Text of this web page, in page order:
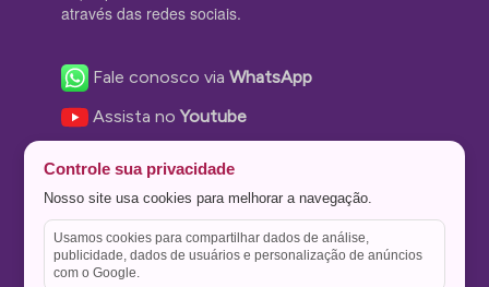
através das redes sociais.
Fale conosco viaWhatsApp
Assista noYoutube
Nos siga no Instagram
Nos siga noTwitter
Salve no
Controle sua privacidade
Nosso site usa cookies para melhorar a navegação.
Usamos cookies para compartilhar dados de análise,
publicidade, dados de usuários e personalização de anúncios
com o Google.